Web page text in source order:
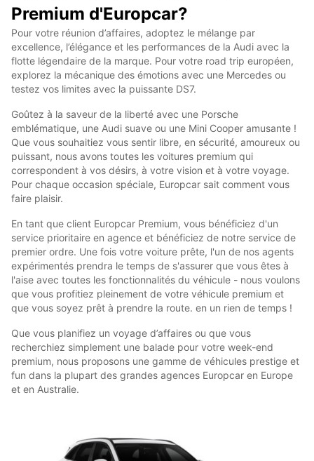
Premium d'Europcar?
Pour votre réunion d’affaires, adoptez le mélange par
excellence, l’élégance et les performances de la Audi avec la
flotte légendaire de la marque. Pour votre road trip européen,
explorez la mécanique des émotions avec une Mercedes ou
testez vos limites avec la puissante DS7.
Goûtez à la saveur de la liberté avec une Porsche
emblématique, une Audi suave ou une Mini Cooper amusante !
Que vous souhaitiez vous sentir libre, en sécurité, amoureux ou
puissant, nous avons toutes les voitures premium qui
correspondent à vos désirs, à votre vision et à votre voyage.
Pour chaque occasion spéciale, Europcar sait comment vous
faire plaisir.
En tant que client Europcar Premium, vous bénéficiez d'un
service prioritaire en agence et bénéficiez de notre service de
premier ordre. Une fois votre voiture prête, l'un de nos agents
expérimentés prendra le temps de s'assurer que vous êtes à
l'aise avec toutes les fonctionnalités du véhicule - nous voulons
que vous profitiez pleinement de votre véhicule premium et
que vous soyez prêt à prendre la route. en un rien de temps !
Que vous planifiez un voyage d’affaires ou que vous
recherchiez simplement une balade pour votre week-end
premium, nous proposons une gamme de véhicules prestige et
fun dans la plupart des grandes agences Europcar en Europe
et en Australie.